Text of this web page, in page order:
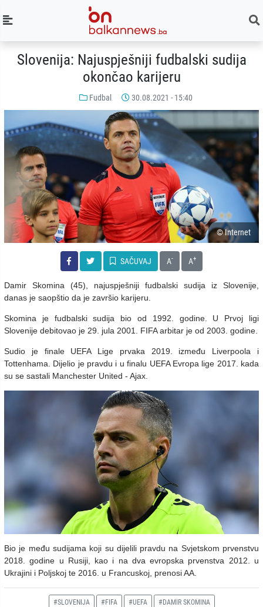
Slovenija: Najuspješniji fudbalski sudija
okončao karijeru
Fudbal 30.08.2021 - 15:40
© Internet
SAČUVAJ A- A+
Damir Skomina (45), najuspješniji fudbalski sudija iz Slovenije,
danas je saopštio da je završio karijeru.
Skomina je fudbalski sudija bio od 1992. godine. U Prvoj ligi
Slovenije debitovao je 29. jula 2001. FIFA arbitar je od 2003. godine.
Sudio je finale UEFA Lige prvaka 2019. između Liverpoola i
Tottenhama. Dijelio je pravdu i u finalu UEFA Evropa lige 2017. kada
su se sastali Manchester United - Ajax.
Bio je među sudijama koji su dijelili pravdu na Svjetskom prvenstvu
2018. godine u Rusiji, kao i na dva evropska prvenstva 2012. u
Ukrajini i Poljskoj te 2016. u Francuskoj, prenosi AA.
#SLOVENIJA #FIFA #UEFA #DAMIR SKOMINA